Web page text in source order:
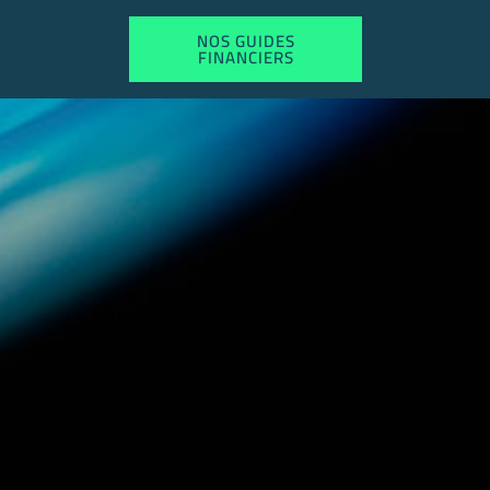
NOS GUIDES
FINANCIERS